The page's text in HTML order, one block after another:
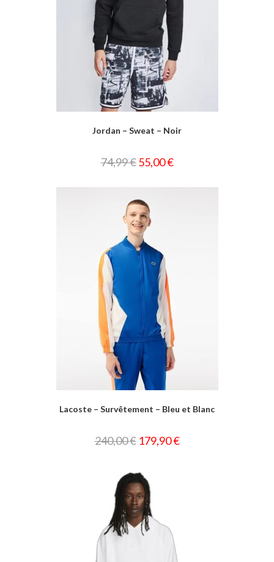
Jordan – Sweat – Noir
74,99€ 55,00€
Lacoste – Survêtement – Bleu et Blanc
240,00€ 179,90€